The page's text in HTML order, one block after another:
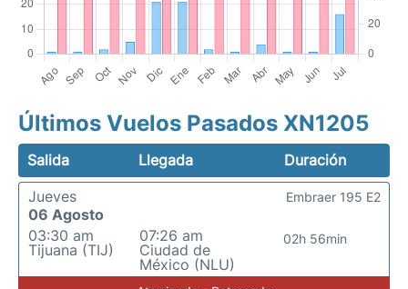
Últimos Vuelos Pasados XN1205
Salida Llegada
Duración
Jueves
06 Agosto
03:30 am
Tijuana (TIJ)
07:26 am
Ciudad de
México (NLU)
02h 56min
Embraer 195 E2